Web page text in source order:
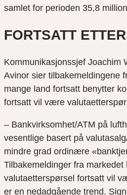
samlet for perioden 35,8
FORTSATT
Kommunikasjonssjef Joachim
Avinor sier tilbakemeldingene
mange land fortsatt benytter
fortsatt vil være
– Bankvirksomhet/ATM på
vesentlige basert på
mindre grad ordinære
Tilbakemeldinger fra
valutaetterspørsel fortsatt vil
er en nedadgående trend.